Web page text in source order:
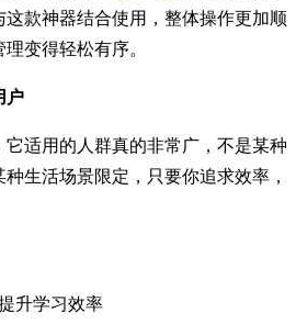
款神器结合使用，整体操作更加顺
变得轻松有序。
户
适用的人群真的非常广，不是某种
生活场景限定，只要你追求效率，
升学习效率